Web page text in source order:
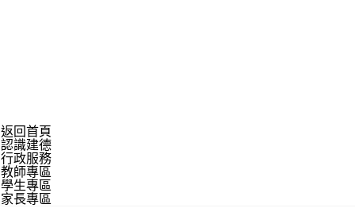
返回首頁
認識建德
行政服務
教師專區
學生專區
家長專區